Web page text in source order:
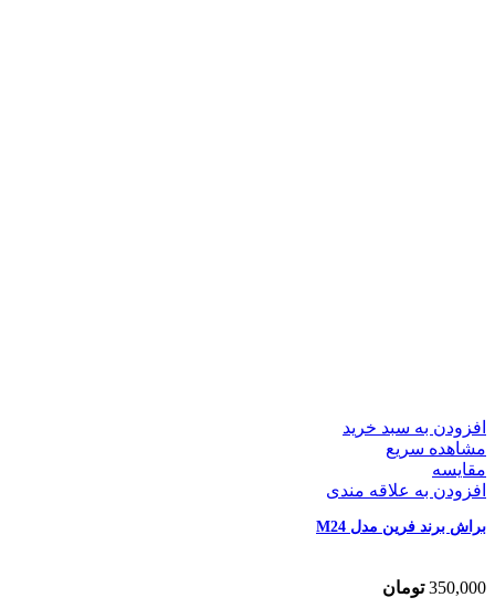
افزودن به سبد خرید
مشاهده سریع
مقایسه
افزودن به علاقه مندی
براش برند فرین مدل M24
350,000 تومان